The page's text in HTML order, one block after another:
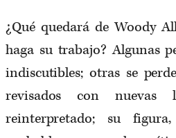
¿Qué quedará de Woody
haga su trabajo? Algunas
indiscutibles; otras se
revisados con nuevas
reinterpretado; su